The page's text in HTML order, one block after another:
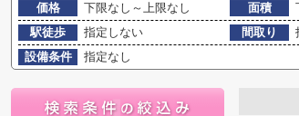
価格
下限なし～上限なし 面積
駅徒歩
指定しない 間取り
設備条件
指定なし